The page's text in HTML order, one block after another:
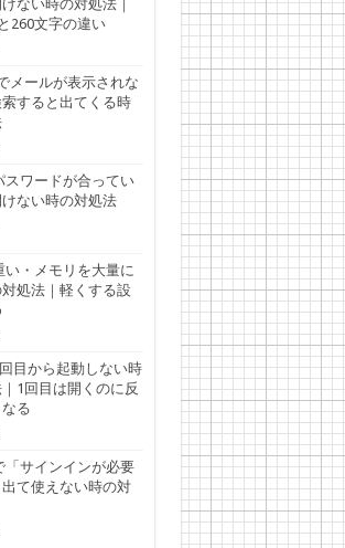
ない時の対処法｜
260文字の違い
メールが表示されな
すると出てくる時
スワードが合ってい
ない時の対処法
い・メモリを大量に
処法｜軽くする設
目から起動しない時
1回目は開くのに反
る
「サインインが必要
て使えない時の対